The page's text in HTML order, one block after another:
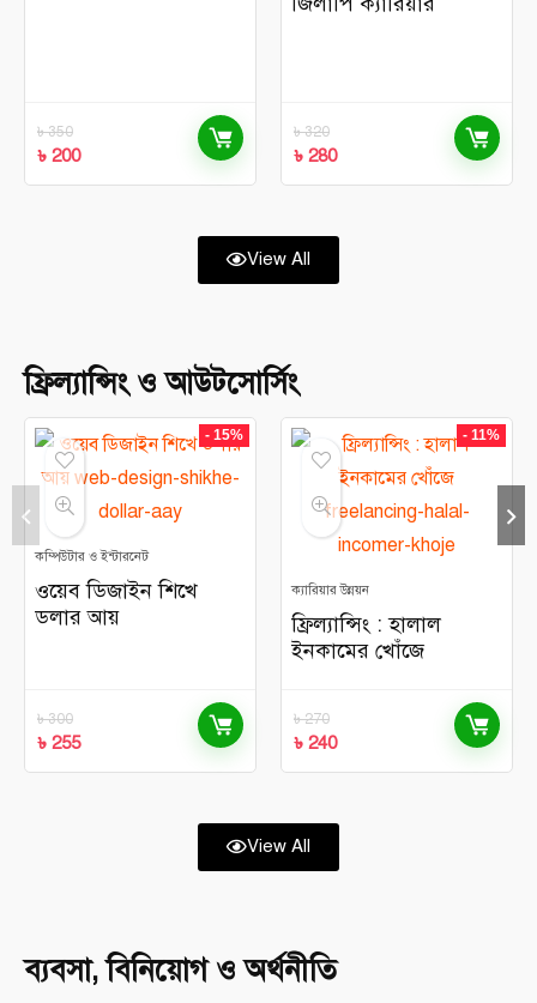
৳350
৳ 200
৳320
৳ 280
View All
ফ্রিল্যান্সিং ও আউটসোর্সিং
- 15%
কম্পিউটার ও ইন্টারনেট
ওয়েব ডিজাইন শিখে
ডলার আয়
৳300
৳ 255
- 11%
ক্যারিয়ার উন্নয়ন
ফ্রিল্যান্সিং : হালাল
ইনকামের খোঁজে
৳270
৳ 240
View All
ব্যবসা, বিনিয়োগ ও অর্থনীতি